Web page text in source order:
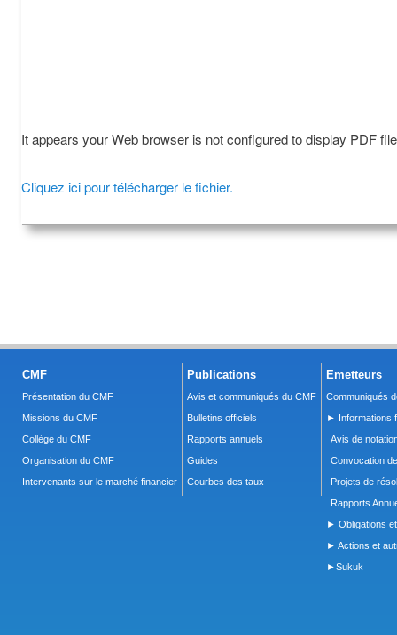
It appears your Web browser is not configured to display PDF
Cliquez ici pour télécharger le fichier.
CMF
Présentation du CMF
Missions du CMF
Collège du CMF
Organisation du CMF
Intervenants sur le marché financier
Publications
Avis et communiqués du CMF
Bulletins officiels
Rapports annuels
Guides
Courbes des taux
Emetteurs
Communiqués
► Informations
Avis de
Convocation
Projets de
Rapports
► Obligations
► Actions et
►Sukuk